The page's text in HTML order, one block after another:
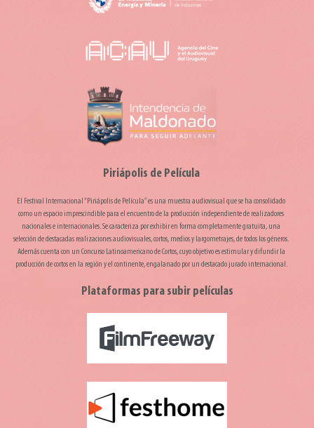
Piriápolis de Película
El Festival Internacional “Piriápolis de Película” es una muestra audiovisual que se ha consolidado
como un espacio imprescindible para el encuentro de la producción independiente de realizadores
nacionales e internacionales. Se caracteriza por exhibir en forma completamente gratuita, una
selección de destacadas realizaciones audiovisuales, cortos, medios y largometrajes, de todos los géneros.
Además cuenta con un Concurso Latinoamericano de Cortos, cuyo objetivo es estimular y difundir la
producción de cortos en la región y el continente, engalanado por un destacado jurado internacional.
Plataformas para subir películas